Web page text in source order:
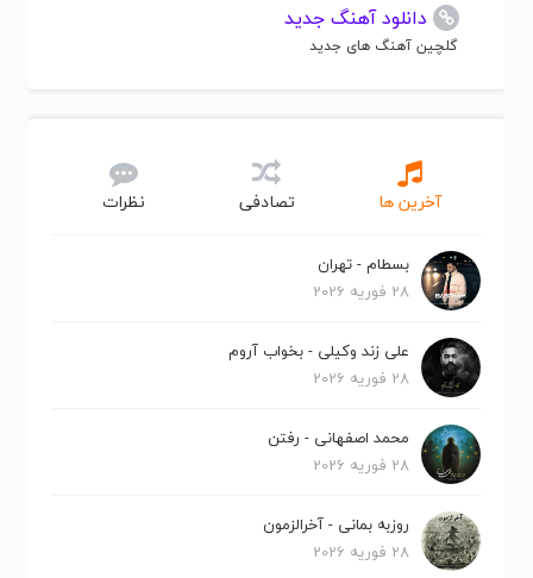
دانلود آهنگ جدید
گلچین آهنگ های جدید
آخرین ها تصادفی نظرات
بسطام - تهران
28 فوریه 2026
علی زند وکیلی - بخواب آروم
28 فوریه 2026
محمد اصفهانی - رفتن
28 فوریه 2026
روزبه بمانی - آخرالزمون
28 فوریه 2026